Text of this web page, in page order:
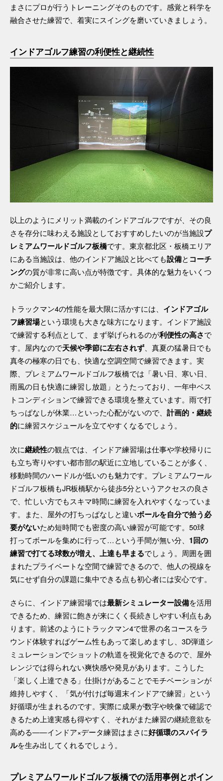
まさにプロが行うトレーニングそのものです。感覚と科学を
融合させた練習で、着実にスイングを磨いていきましょう。
インドアゴルフ練習の利便性と継続性
以上のようにメリット満載のインドアゴルフですが、その良
さを存分に味わえる施設としておすすめしたいのが当施設プ
レミアムワールドゴルフ板橋です。東京都北区・板橋エリア
にある当施設は、他のインドア施設と比べても設備と コーチ
ングの質が非常に高い点が特徴です。具体的な魅力をいくつ
かご紹介します。
トラックマン4の性能を最大限に活かすには、 インドアゴル
フ練習場という環境も大きな味方になります。インドア施設
で練習する利点として、まず挙げられるのが利便性の高さで
す。屋内なので天候や季節に左右されず 、真夏の猛暑日でも
真冬の極寒の日でも、快適な空調空間で練習できます。実
際、プレミアムワールドゴルフ板橋では「暑い日、寒い日、
雨風の日も快適に練習し放題」とうたっており、一年中ベス
トコンディションで練習できる環境を整えています。雨で打
ちっぱなしが休業…といった心配がないので、 計画的・継続
的に練習スケジュールを立てやすくなるでしょう。
次に継続性の観点では、インドア練習場は仕事や学校帰りに
も立ち寄りやすい都市部の駅近に立地していることが多く、
移動時間のハードルが低いのも魅力です。プレミアムワール
ドゴルフ板橋もJR板橋駅から徒歩5分というアクセスの良さ
で、忙しい方でもスキマ時間に練習を入れやすくなっていま
す。また、屋外の打ちっぱなしと違いボールを自分で拾う必
要がないため短時間でも密度の高い練習が可能です。50球
打ってボールを集めに行って…という手間が無い分、 1回の
練習で打てる球数が増え、上達も早まるでしょう。周囲を囲
まれたプライベートな空間で練習できるので、他人の視線を
気にせず自分の課題に集中できる点も初心者には安心です。
さらに、インドア練習場では最新シミュレーター設備を活用
できるため、練習に飽きが来にくく長続きしやすい利点もあ
ります。前述のようにトラックマン4で世界の名コースをラ
ウンド体験すればゲーム性もあって楽しめますし、3D弾道シ
ミュレーションでショットの軌道を視覚化できるので、屋外
レンジでは得られない爽快感や発見があります。こうした
「楽しく上達できる」仕掛けがあることでモチベーションが
維持しやすく、「気が付けば毎週末インドアで練習」という
好循環が生まれるのです。実際に成果が数字や映像で確認で
きるため上達実感も得やすく、それがまた練習の継続意欲を
高める——インドア×データ練習はまさに好循環のスパイラ
ルを生み出してくれるでしょう。
プレミアムワールドゴルフ板橋での活用事例とポイン